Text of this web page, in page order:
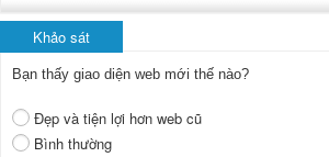
Khảo sát
Bạn thấy giao diện web mới thế nào?
Đẹp và tiện lợi hơn web cũ
Bình thường